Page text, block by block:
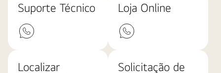
Suporte Técnico Loja Online
Localizar
Solicitação de